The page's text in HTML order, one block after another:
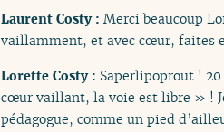
Laurent Costy : Merci beaucoup
vaillamment, et avec cœur, faites
Lorette Costy : Saperlipoprout !
cœur vaillant, la voie est libre » !
pédagogue, comme un pied